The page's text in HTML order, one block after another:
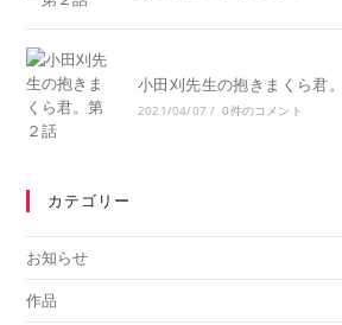
小田刈先生の抱きまくら君
2021/04/07 / 0件のコメント
カテゴリー
お知らせ
作品